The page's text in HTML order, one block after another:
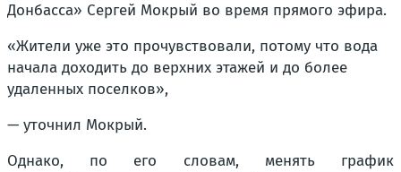
Донбасса» Сергей Мокрый во время прямого эфира.
«Жители уже это прочувствовали, потому что вода
начала доходить до верхних этажей и до более
удаленных поселков»,
— уточнил Мокрый.
Однако, по его словам, менять график